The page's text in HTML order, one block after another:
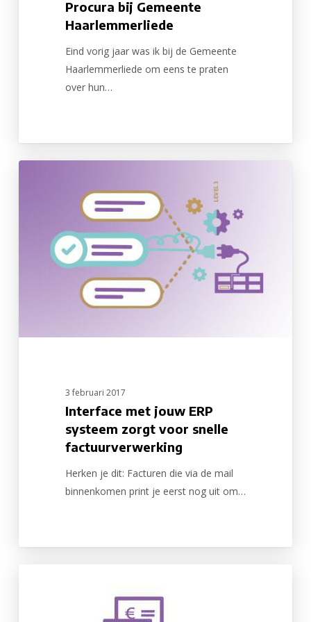
Procura bij Gemeente
Haarlemmerliede
Eind vorig jaar was ik bij de Gemeente
Haarlemmerliede om eens te praten
over hun…
systeem
factuurverwerking
3 februari 2017
Interface met jouw ERP
systeem zorgt voor snelle
factuurverwerking
Herken je dit: Facturen die via de mail
binnenkomen print je eerst nog uit om…